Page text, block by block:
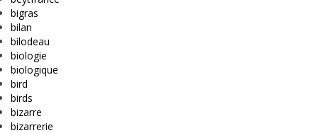
bigras
bilan
bilodeau
biologie
biologique
bird
birds
bizarre
bizarrerie